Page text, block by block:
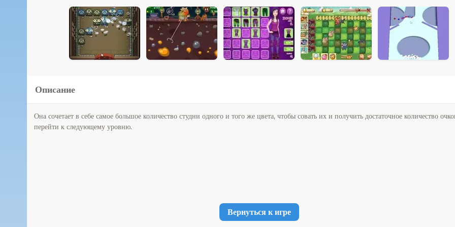
Описание
Она сочетает в себе самое большое количество студни одного и того же цвета, чтобы совать их и получить достаточное количество
перейти к следующему уровню.
Вернуться к игре